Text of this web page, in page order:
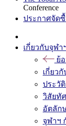
Conference
ประกาศจัด
เกี่ยวกับจุฬา
ย้
เกี่ยว
ประวั
วิสัยทั
อัตลัก
จุฬาฯ